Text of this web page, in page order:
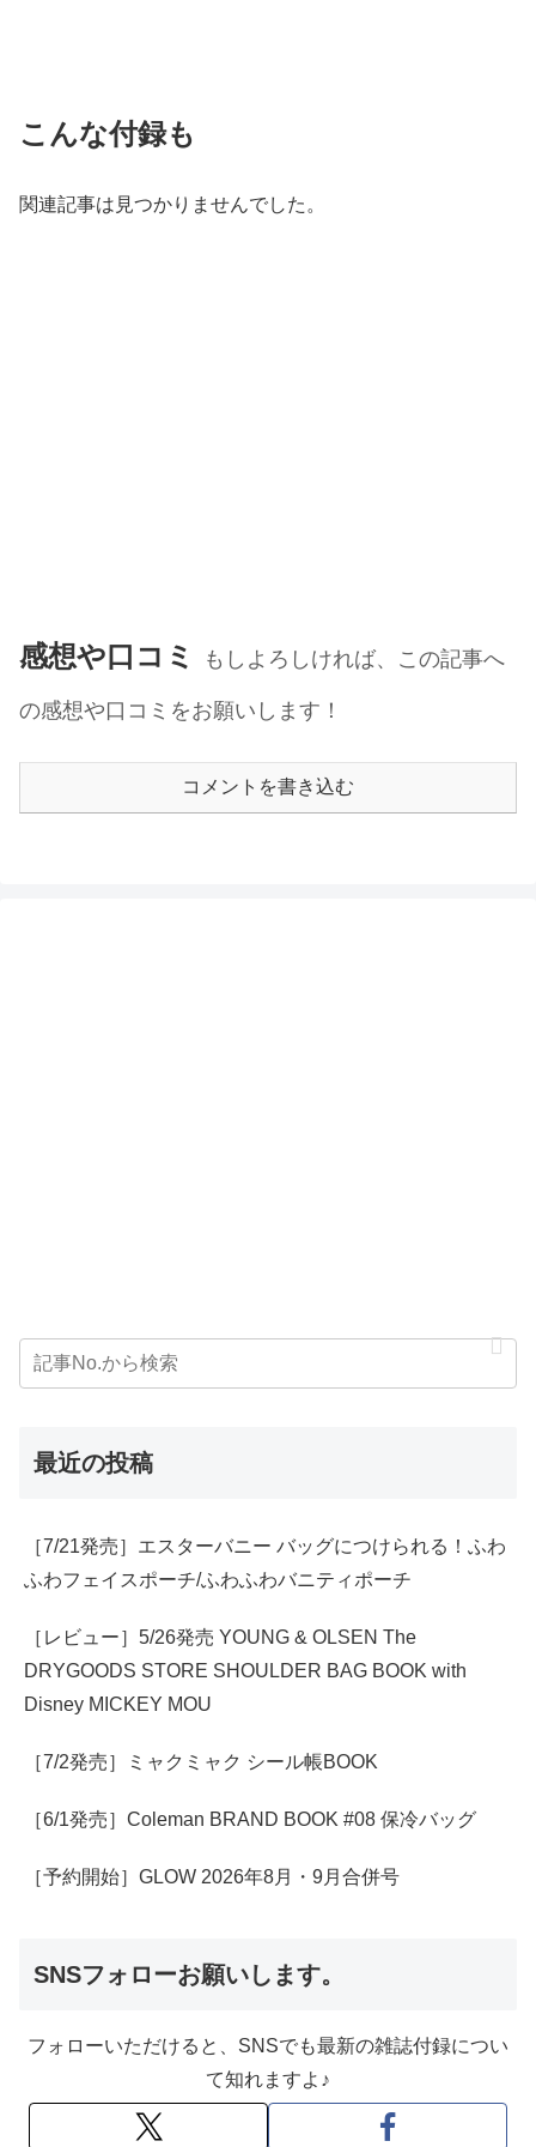
こんな付録も
関連記事は見つかりませんでした。
感想や口コミ
もしよろしければ、この記事へ
の感想や口コミをお願いします！
コメントを書き込む
最近の投稿
［7/21発売］エスターバニー バッグにつけられる！ふわ
ふわフェイスポーチ/ふわふわバニティポーチ
［レビュー］5/26発売 YOUNG & OLSEN The
DRYGOODS STORE SHOULDER BAG BOOK with
Disney MICKEY MOU
［7/2発売］ミャクミャク シール帳BOOK
［6/1発売］Coleman BRAND BOOK #08 保冷バッグ
［予約開始］GLOW 2026年8月・9月合併号
SNSフォローお願いします。
フォローいただけると、SNSでも最新の雑誌付録につい
て知れますよ♪